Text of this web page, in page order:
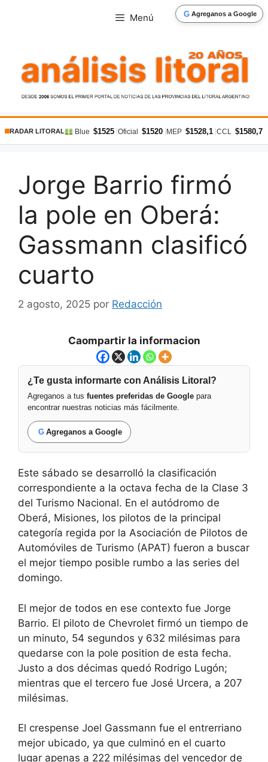
G Agreganos a Google
Menú
RADAR LITORAL Blue $1525 Oficial $1520 MEP $1528,1 CCL $1580,7
Jorge Barrio firmó
la pole en Oberá:
Gassmann clasificó
cuarto
2 agosto, 2025 por Redacción
Caompartir la informacion
¿Te gusta informarte con Análisis Litoral?
Agreganos a tus fuentes preferidas de Google para
encontrar nuestras noticias más fácilmente.
G Agreganos a Google
Este sábado se desarrolló la clasificación
correspondiente a la octava fecha de la Clase 3
del Turismo Nacional. En el autódromo de
Oberá, Misiones, los pilotos de la principal
categoría regida por la Asociación de Pilotos de
Automóviles de Turismo (APAT) fueron a buscar
el mejor tiempo posible rumbo a las series del
domingo.
El mejor de todos en ese contexto fue Jorge
Barrio. El piloto de Chevrolet firmó un tiempo de
un minuto, 54 segundos y 632 milésimas para
quedarse con la pole position de esta fecha.
Justo a dos décimas quedó Rodrigo Lugón;
mientras que el tercero fue José Urcera, a 207
milésimas.
El crespense Joel Gassmann fue el entrerriano
mejor ubicado, ya que culminó en el cuarto
lugar apenas a 222 milésimas del vencedor de